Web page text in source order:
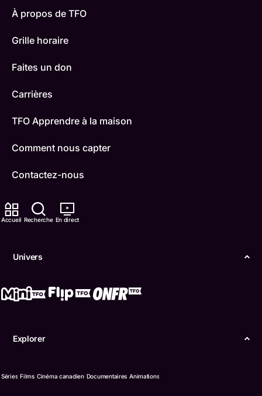
Accueil Recherche En direct
Univers
Explorer
Séries Films Cinéma canadien Documentaires Animations
À propos de TFO
Grille horaire
Faites un don
Carrières
TFO Apprendre à la maison
Comment nous capter
Contactez-nous
ONFR
Boukili
Confidentialité
langue française de l’Ontario (TFO) - 2026